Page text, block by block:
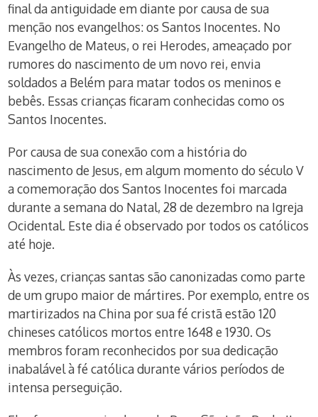
final da antiguidade em diante por causa de sua
menção nos evangelhos: os Santos Inocentes. No
Evangelho de Mateus, o rei Herodes, ameaçado por
rumores do nascimento de um novo rei, envia
soldados a Belém para matar todos os meninos e
bebês. Essas crianças ficaram conhecidas como os
Santos Inocentes.
Por causa de sua conexão com a história do
nascimento de Jesus, em algum momento do século V
a comemoração dos Santos Inocentes foi marcada
durante a semana do Natal, 28 de dezembro na Igreja
Ocidental. Este dia é observado por todos os católicos
até hoje.
Às vezes, crianças santas são canonizadas como parte
de um grupo maior de mártires. Por exemplo, entre os
martirizados na China por sua fé cristã estão 120
chineses católicos mortos entre 1648 e 1930. Os
membros foram reconhecidos por sua dedicação
inabalável à fé católica durante vários períodos de
intensa perseguição.